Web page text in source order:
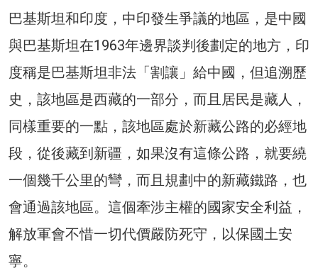
巴基斯坦和印度，中印發生爭議的地區，是中國
與巴基斯坦在1963年邊界談判後劃定的地方，印
度稱是巴基斯坦非法「割讓」給中國，但追溯歷
史，該地區是西藏的一部分，而且居民是藏人，
同樣重要的一點，該地區處於新藏公路的必經地
段，從後藏到新疆，如果沒有這條公路，就要繞
一個幾千公里的彎，而且規劃中的新藏鐵路，也
會通過該地區。這個牽涉主權的國家安全利益，
解放軍會不惜一切代價嚴防死守，以保國土安
寧。